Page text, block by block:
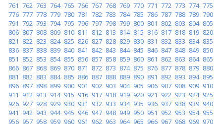
761 762 763 764 765 766 767 768 769 770 771 772 773 774 775
776 777 778 779 780 781 782 783 784 785 786 787 788 789 790
791 792 793 794 795 796 797 798 799 800 801 802 803 804 805
806 807 808 809 810 811 812 813 814 815 816 817 818 819 820
821 822 823 824 825 826 827 828 829 830 831 832 833 834 835
836 837 838 839 840 841 842 843 844 845 846 847 848 849 850
851 852 853 854 855 856 857 858 859 860 861 862 863 864 865
866 867 868 869 870 871 872 873 874 875 876 877 878 879 880
881 882 883 884 885 886 887 888 889 890 891 892 893 894 895
896 897 898 899 900 901 902 903 904 905 906 907 908 909 910
911 912 913 914 915 916 917 918 919 920 921 922 923 924 925
926 927 928 929 930 931 932 933 934 935 936 937 938 939 940
941 942 943 944 945 946 947 948 949 950 951 952 953 954 955
956 957 958 959 960 961 962 963 964 965 966 967 968 969 970